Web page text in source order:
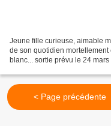
Jeune fille curieuse, aimable
de son quotidien
blanc... sortie prévu le 24
< Page précédente